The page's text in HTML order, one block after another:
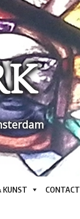
KUNST CONTACT